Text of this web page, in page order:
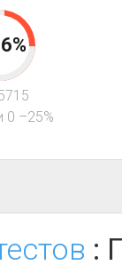
0 –25%
: